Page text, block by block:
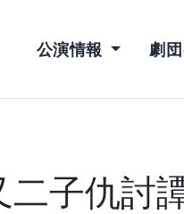
公演情報 劇
子仇討